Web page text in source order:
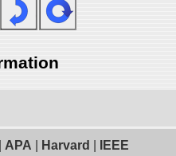
APA Harvard IEEE